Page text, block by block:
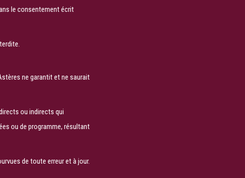
le consentement écrit
ne garantit et ne saurait
ou indirects qui
ou de programme, résultant
de toute erreur et à jour.